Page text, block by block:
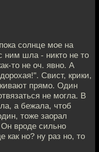
солнце мое на
ним шла - никто не то
то не оч. явно. А
Свист, крики,
прямо. Один
не могла. В
а бежала, чтоб
тоже заорал
вроде сильно
как но? ну раз но, то